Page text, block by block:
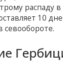
распаду
10
севообороте.